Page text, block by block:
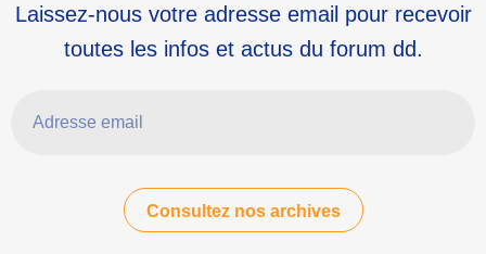
Laissez-nous votre adresse email pour recevoir
toutes les infos et actus du forum dd.
Consultez nos archives